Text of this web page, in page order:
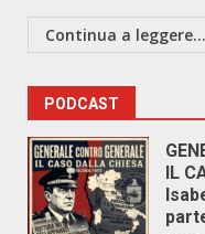
Continua a leggere...
PODCAST
IL